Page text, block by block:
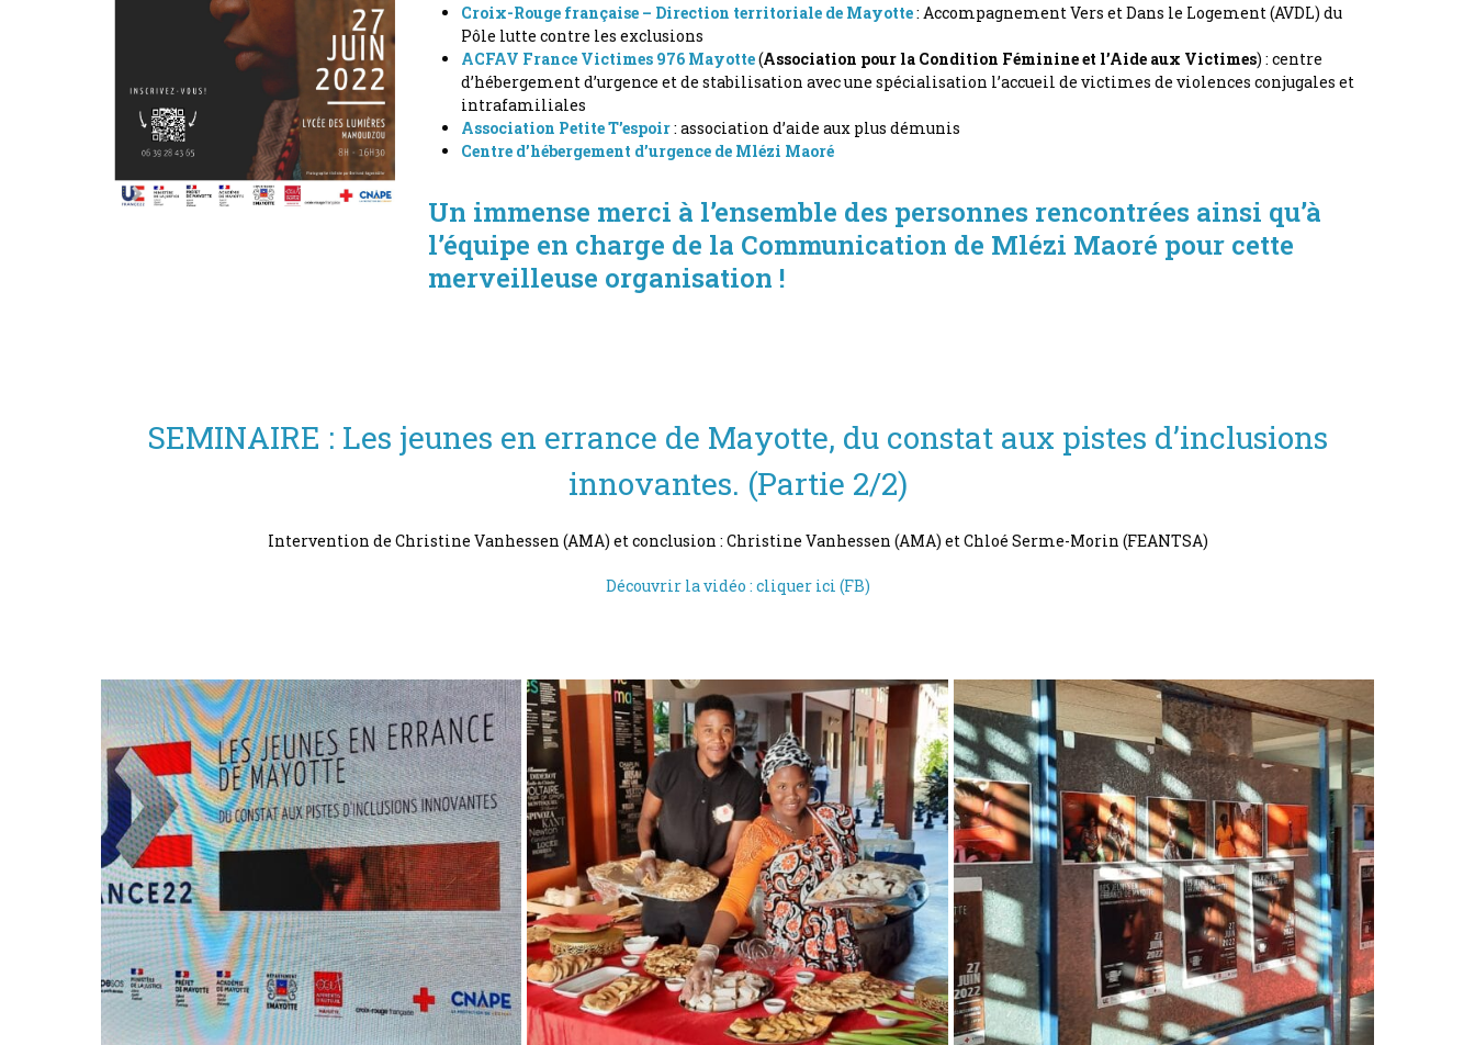
Croix-Rouge française – Direction territoriale de Mayotte: Accompagnement Vers et Dans le Logement (AVDL) du
Pôle lutte contre les exclusions
ACFAV France Victimes 976 Mayotte(Association pour la Condition Féminine et l’Aide aux Victimes) : centre
d’hébergement d’urgence et de stabilisation avec une spécialisation l’accueil de victimes de violences conjugales et
intrafamiliales
Association Petite T’espoir: association d’aide aux plus démunis
Centre d’hébergement d’urgence de Mlézi Maoré
Un immense merci à l’ensemble des personnes rencontrées ainsi qu’à
l’équipe en charge de la Communication de Mlézi Maoré pour cette
merveilleuse organisation !
SEMINAIRE : Les jeunes en errance de Mayotte, du constat aux pistes d’inclusions
innovantes. (Partie 2/2)
Intervention de Christine Vanhessen (AMA) et conclusion : Christine Vanhessen (AMA) et Chloé Serme-Morin (FEANTSA)
Découvrir la vidéo : cliquer ici (FB)